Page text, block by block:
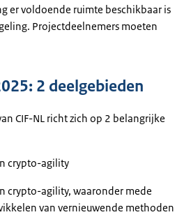
er voldoende ruimte beschikbaar is
Projectdeelnemers moeten
2 deelgebieden
CIF-NL richt zich op 2 belangrijke
crypto-agility
crypto-agility, waaronder mede
van vernieuwende methoden